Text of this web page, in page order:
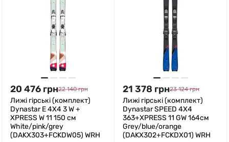
20 476 грн22 140 грн
Лижі гірські (комплект)
Dynastar E 4X4 3 W +
XPRESS W 11 150 см
White/pink/grey
(DAKX303+FCKDW05) WRH
21 378 грн23 124 грн
Лижі гірські (комплект)
Dynastar SPEED 4X4
363+XPRESS 11 GW 164см
Grey/blue/orange
(DAKX302+FCKDX01) WRH